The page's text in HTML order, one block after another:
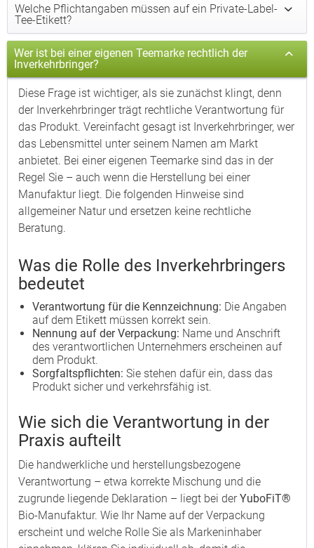
Welche Pflichtangaben müssen auf ein Private-Label-
Tee-Etikett?
Wer ist bei einer eigenen Teemarke rechtlich der
Inverkehrbringer?
Diese Frage ist wichtiger, als sie zunächst klingt, denn
der Inverkehrbringer trägt rechtliche Verantwortung für
das Produkt. Vereinfacht gesagt ist Inverkehrbringer, wer
das Lebensmittel unter seinem Namen am Markt
anbietet. Bei einer eigenen Teemarke sind das in der
Regel Sie – auch wenn die Herstellung bei einer
Manufaktur liegt. Die folgenden Hinweise sind
allgemeiner Natur und ersetzen keine rechtliche
Beratung.
Was die Rolle des Inverkehrbringers
bedeutet
Verantwortung für die Kennzeichnung: Die Angaben
auf dem Etikett müssen korrekt sein.
Nennung auf der Verpackung: Name und Anschrift
des verantwortlichen Unternehmers erscheinen auf
dem Produkt.
Sorgfaltspflichten: Sie stehen dafür ein, dass das
Produkt sicher und verkehrsfähig ist.
Wie sich die Verantwortung in der
Praxis aufteilt
Die handwerkliche und herstellungsbezogene
Verantwortung – etwa korrekte Mischung und die
zugrunde liegende Deklaration – liegt bei derYuboFiT®
Bio-Manufaktur. Wie Ihr Name auf der Verpackung
erscheint und welche Rolle Sie als Markeninhaber